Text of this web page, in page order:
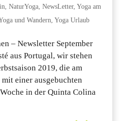
, NaturYoga, NewsLetter, Yoga am
und Wandern, Yoga Urlaub
– Newsletter September
aus Portugal, wir stehen
2019, die am
einer ausgebuchten
in der Quinta Colina